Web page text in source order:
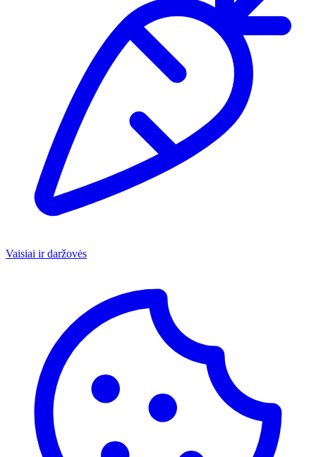
Vaisiai ir daržovės